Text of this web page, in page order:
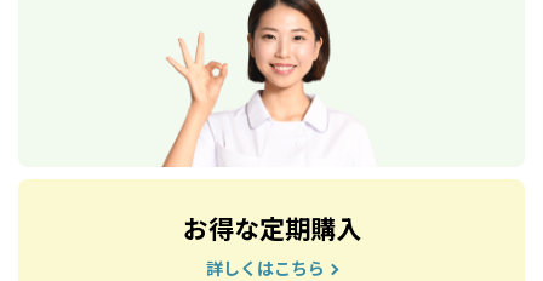
お得な定期購入
詳しくはこちら